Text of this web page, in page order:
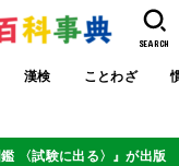
漢検 ことわざ
SEARCH
〈試験に出る〉』が出版